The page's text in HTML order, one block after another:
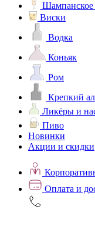
Шампанское
Виски
Водка
Коньяк
Ром
Крепкий
Ликёры и
Пиво
Новинки
Акции и скидки
Оплата и